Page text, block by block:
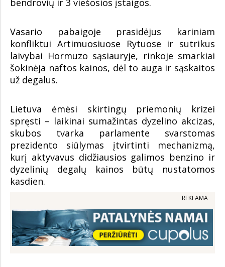
Vasario pabaigoje prasidėjus kariniam
konfliktui Artimuosiuose Rytuose ir sutrikus
laivybai Hormuzo sąsiauryje, rinkoje smarkiai
šokinėja naftos kainos, dėl to auga ir sąskaitos
už degalus.
Lietuva ėmėsi skirtingų priemonių krizei
spręsti – laikinai sumažintas dyzelino akcizas,
skubos tvarka parlamente svarstomas
prezidento siūlymas įtvirtinti mechanizmą,
kurį aktyvavus didžiausios galimos benzino ir
dyzelinių degalų kainos būtų nustatomos
kasdien.
REKLAMA